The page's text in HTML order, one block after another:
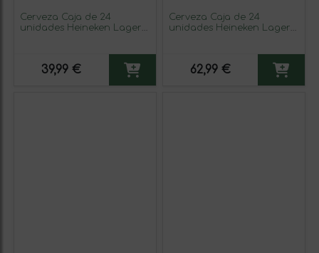
Cerveza Caja de 24
unidades Heineken Lager
39,99 €
Cerveza Caja de 24
unidades Heineken Lager
62,99 €